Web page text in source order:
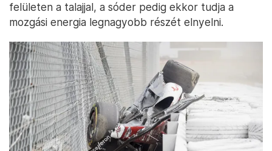
felületen a talajjal, a sóder pedig ekkor tudja a
mozgási energia legnagyobb részét elnyelni.